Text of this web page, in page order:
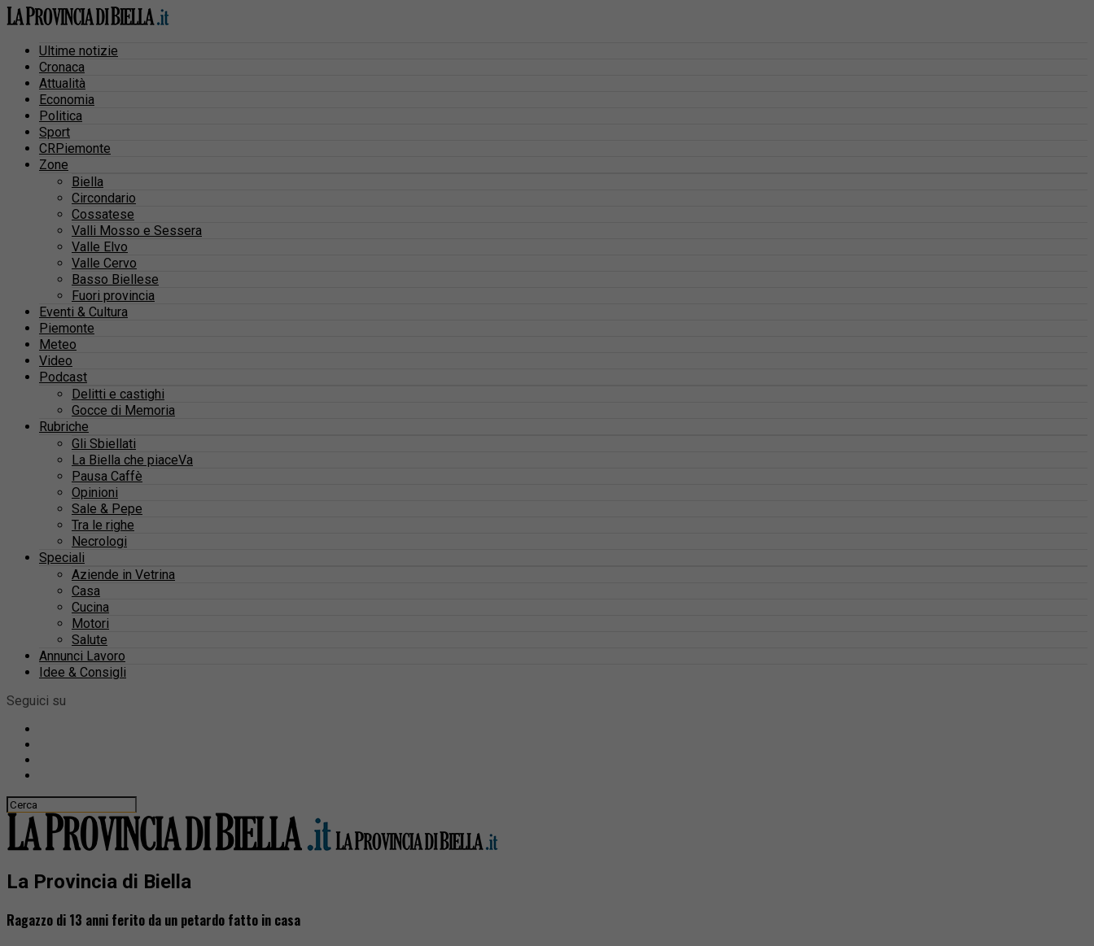
Ultime notizie
Cronaca
Attualità
Economia
Politica
Sport
CRPiemonte
Zone
Biella
Circondario
Cossatese
Valli Mosso e Sessera
Valle Elvo
Valle Cervo
Basso Biellese
Fuori provincia
Eventi & Cultura
Piemonte
Meteo
Video
Podcast
Delitti e castighi
Gocce di Memoria
Rubriche
Gli Sbiellati
La Biella che piaceVa
Pausa Caffè
Opinioni
Sale & Pepe
Tra le righe
Necrologi
Speciali
Aziende in Vetrina
Casa
Cucina
Motori
Salute
Annunci Lavoro
Idee & Consigli
Seguici su
La Provincia di Biella
Ragazzo di 13 anni ferito da un petardo fatto in casa